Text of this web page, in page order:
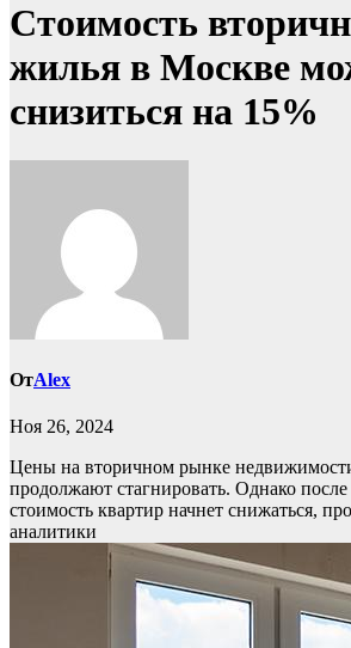
Стоимость
жилья в Москве
снизиться на 15%
ОтAlex
Ноя 26, 2024
Цены на вторичном рынке
продолжают стагнировать. Однако
стоимость квартир начнет снижаться,
аналитики